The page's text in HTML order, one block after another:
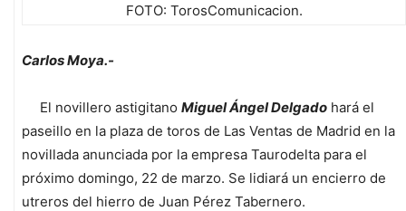
FOTO: TorosComunicacion.
Carlos Moya.-
El novillero astigitano Miguel Ángel Delgado hará el
paseillo en la plaza de toros de Las Ventas de Madrid en la
novillada anunciada por la empresa Taurodelta para el
próximo domingo, 22 de marzo. Se lidiará un encierro de
utreros del hierro de Juan Pérez Tabernero.